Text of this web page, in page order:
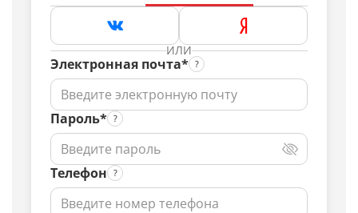
ИЛИ
Электронная почта*
Пароль*
Телефон